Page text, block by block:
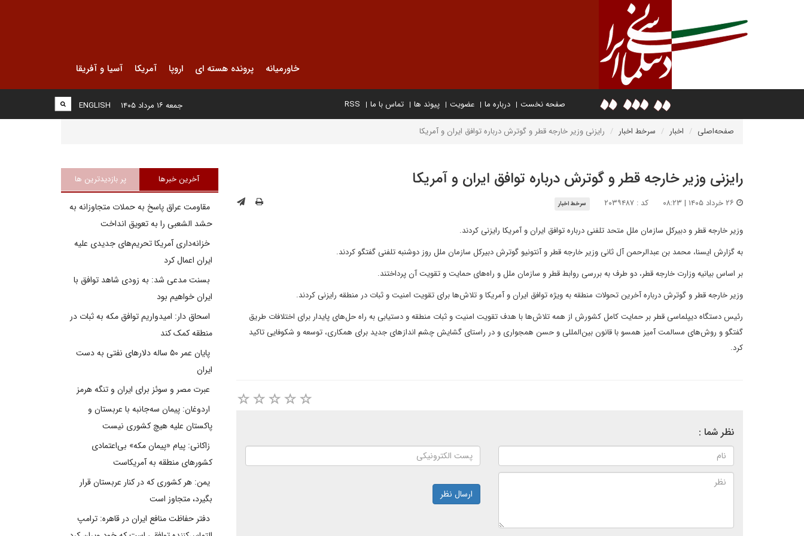
خاورمیانه پرونده هسته ای اروپا آمریکا آسیا و آفریقا
صفحه نخست درباره ما عضویت پیوند ها تماس با ما RSS
ENGLISH جمعه ۱۶ مرداد ۱۴۰۵
صفحه‌اصلی اخبار سرخط اخبار رایزنی وزیر خارجه قطر و گوترش درباره توافق ایران و آمریکا
رایزنی وزیر خارجه قطر و گوترش درباره توافق ایران و آمریکا
کد : ۲۰۳۹۴۸۷ سرخط اخبار
وزیر خارجه قطر و دبیرکل سازمان ملل متحد تلفنی درباره توافق ایران و آمریکا رایزنی کردند.
به گزارش ایسنا، محمد بن عبدالرحمن آل ثانی وزیر خارجه قطر و آنتونیو گوترش دبیرکل سازمان ملل روز دوشنبه تلفنی گفتگو کردند.
بر اساس بیانیه وزارت خارجه قطر، دو طرف به بررسی روابط قطر و سازمان ملل و راه‌های حمایت و تقویت آن پرداختند.
وزیر خارجه قطر و گوترش درباره آخرین تحولات منطقه به ویژه توافق ایران و آمریکا و تلاش‌ها برای تقویت امنیت و ثبات در منطقه رایزنی کردند.
رئیس دستگاه دیپلماسی قطر بر حمایت کامل کشورش از همه تلاش‌ها با هدف تقویت امنیت و ثبات منطقه و دستیابی به راه حل‌های پایدار برای اختلافات طریق
گفتگو و روش‌های مسالمت آمیز همسو با قانون بین‌المللی و حسن همجواری و در راستای گشایش چشم اندازهای جدید برای همکاری، توسعه و شکوفایی تاکید
کرد.
نظر شما :
ارسال نظر
آخرین خبرها پر بازدیدترین ها
مقاومت عراق پاسخ به حملات متجاوزانه به
حشد الشعبی را به تعویق انداخت
خزانه‌داری آمریکا تحریم‌های جدیدی علیه
ایران اعمال کرد
بسنت مدعی شد: به زودی شاهد توافق با
ایران خواهیم بود
اسحاق دار: امیدواریم توافق مکه به ثبات در
منطقه کمک کند
پایان عمر ۵۰ ساله دلارهای نفتی به دست
ایران
عبرت مصر و سوئز برای ایران و تنگه هرمز
اردوغان: پیمان سه‌جانبه با عربستان و
پاکستان علیه هیچ کشوری نیست
زاکانی: پیام «پیمان مکه» بی‌اعتمادی
کشورهای منطقه به آمریکاست
یمن: هر کشوری که در کنار عربستان قرار
بگیرد، متجاوز است
دفتر حفاظت منافع ایران در قاهره: ترامپ